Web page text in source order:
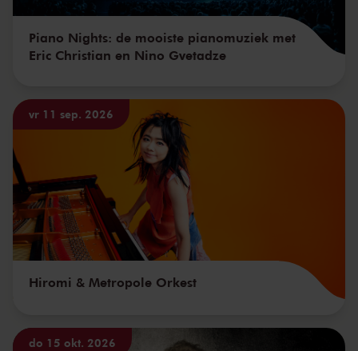
Piano Nights: de mooiste pianomuziek met
Eric Christian en Nino Gvetadze
vr 11 sep. 2026
Hiromi & Metropole Orkest
do 15 okt. 2026